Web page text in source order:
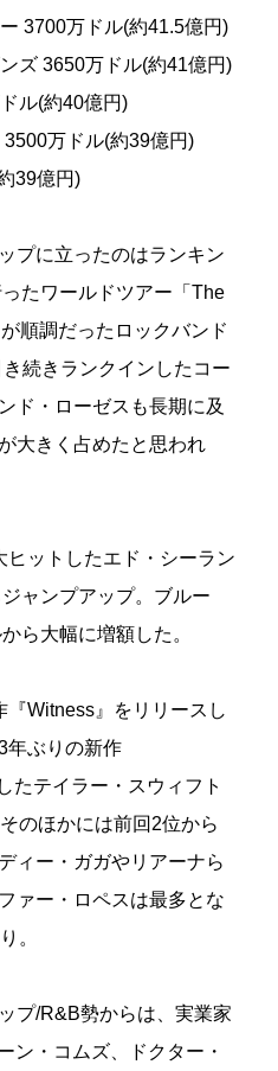
3700万ドル(約41.5億円)
ズ 3650万ドル(約41億円)
ル(約40億円)
万ドル(約39億円)
39億円)
プに立ったのはランキン
たワールドツアー「The
順調だったロックバンド
続きランクインしたコー
ド・ローゼスも長期に及
大きく占めたと思われ
ットしたエド・シーラン
ャンプアップ。ブルー
ら大幅に増額した。
Witness』をリリースし
年ぶりの新作
たテイラー・スウィフト
のほかには前回2位から
ィー・ガガやリアーナら
ァー・ロペスは最多とな
。
プ/R&B勢からは、実業家
ン・コムズ、ドクター・